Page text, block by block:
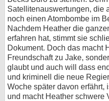
Satellitenauswertungen, die
noch einen Atombombe im
Nachdem Heather die
erfahren hat, stimmt sie
Dokument. Doch das macht
Freundschaft zu Jake,
glaubt und auch will dass
und kriminell die neue
Woche später davon erfährt,
und macht Heather schwere